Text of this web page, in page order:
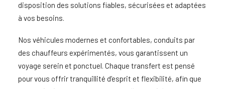
disposition des solutions fiables, sécurisées et adaptées
à vos besoins.
Nos véhicules modernes et confortables, conduits par
des chauffeurs expérimentés, vous garantissent un
voyage serein et ponctuel. Chaque transfert est pensé
pour vous offrir tranquillité d’esprit et flexibilité, afin que